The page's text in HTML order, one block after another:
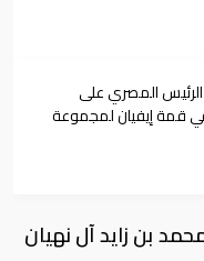
المصري على
قمة إيفيان لمجموعة
بن زايد آل نهيان